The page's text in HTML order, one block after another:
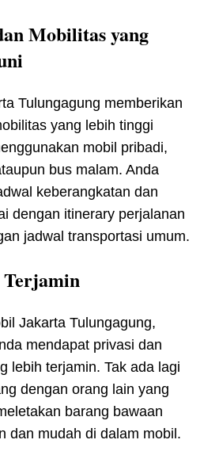
Mobilitas yang
Tulungagung memberikan
yang lebih tinggi
mobil pribadi,
bus malam. Anda
keberangkatan dan
dengan itinerary perjalanan
jadwal transportasi umum.
Jakarta Tulungagung,
mendapat privasi dan
lebih terjamin. Tak ada lagi
dengan orang lain yang
barang bawaan
dan mudah di dalam mobil.